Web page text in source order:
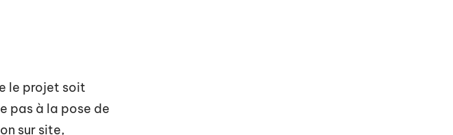
le projet soit
pas à la pose de
sur site,